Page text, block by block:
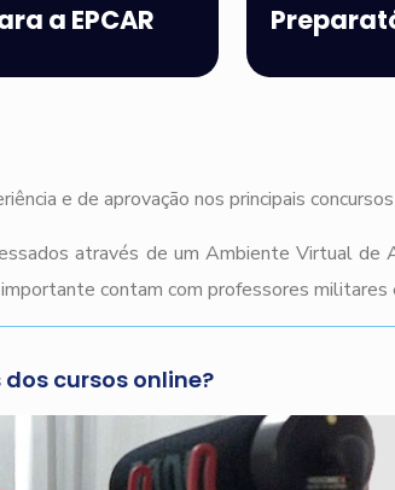
a EPCAR
e de aprovação nos principais
através de um Ambiente Virtual
contam com professores militares
cursos online?